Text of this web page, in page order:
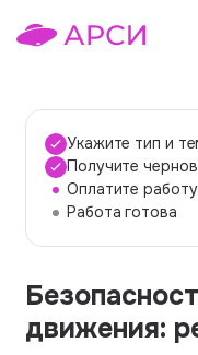
Темы работ
О сервисе
О компании
Наши гарантии
Контакты
Укажите тип и
Получите
Оплатите работу
Работа готова
движения: